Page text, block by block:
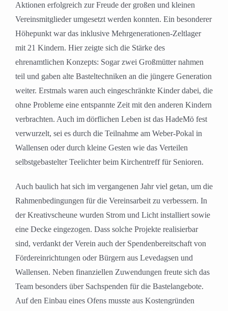
Aktionen erfolgreich zur Freude der großen und kleinen
Vereinsmitglieder umgesetzt werden konnten. Ein besonderer
Höhepunkt war das inklusive Mehrgenerationen-Zeltlager
mit 21 Kindern. Hier zeigte sich die Stärke des
ehrenamtlichen Konzepts: Sogar zwei Großmütter nahmen
teil und gaben alte Basteltechniken an die jüngere Generation
weiter. Erstmals waren auch eingeschränkte Kinder dabei, die
ohne Probleme eine entspannte Zeit mit den anderen Kindern
verbrachten. Auch im dörflichen Leben ist das HadeMö fest
verwurzelt, sei es durch die Teilnahme am Weber-Pokal in
Wallensen oder durch kleine Gesten wie das Verteilen
selbstgebastelter Teelichter beim Kirchentreff für Senioren.
Auch baulich hat sich im vergangenen Jahr viel getan, um die
Rahmenbedingungen für die Vereinsarbeit zu verbessern. In
der Kreativscheune wurden Strom und Licht installiert sowie
eine Decke eingezogen. Dass solche Projekte realisierbar
sind, verdankt der Verein auch der Spendenbereitschaft von
Fördereinrichtungen oder Bürgern aus Levedagsen und
Wallensen. Neben finanziellen Zuwendungen freute sich das
Team besonders über Sachspenden für die Bastelangebote.
Auf den Einbau eines Ofens musste aus Kostengründen